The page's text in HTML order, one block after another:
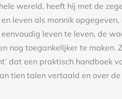
wereld, heeft hij met de
leven als monnik
leven te leven, de
nog toegankelijker te maken.
dat een praktisch handboek
tien talen vertaald en over